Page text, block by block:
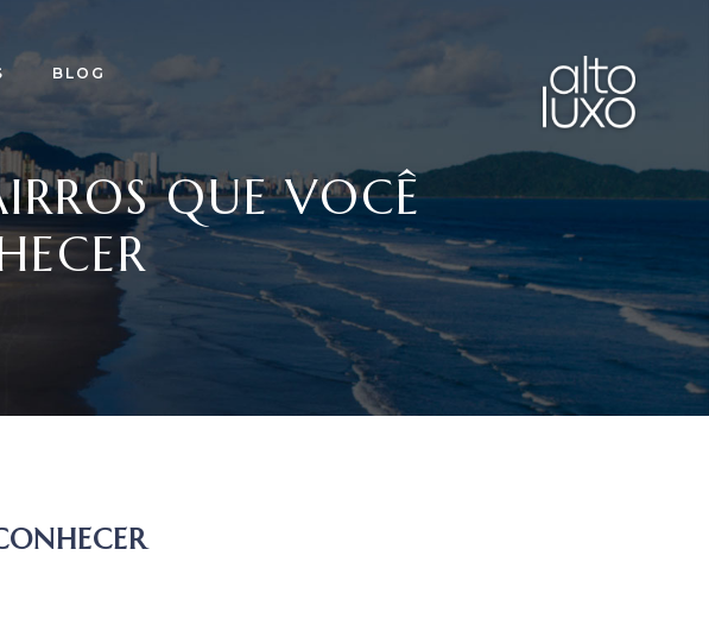
BLOG
QUE VOCÊ